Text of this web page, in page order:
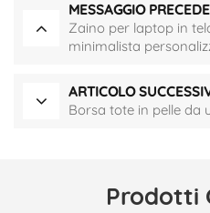
MESSAGGIO
Zaino per laptop in
minimalista
ARTICOLO
Borsa tote in pelle da
Prodotti